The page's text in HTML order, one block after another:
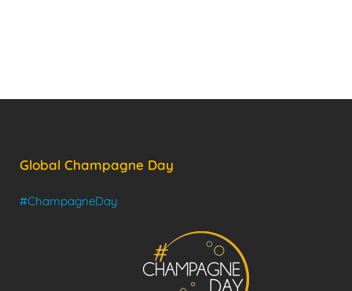
Global Champagne Day
#ChampagneDay